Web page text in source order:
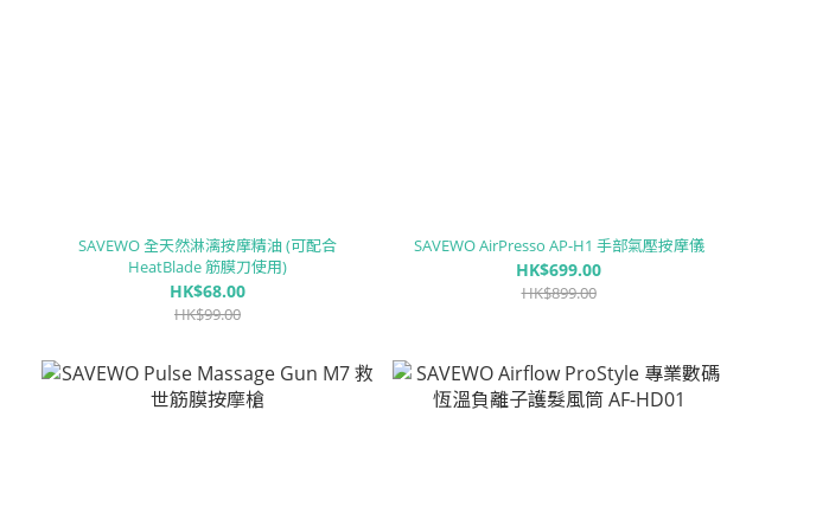
SAVEWO 全天然淋漓按摩精油 (可配合
HeatBlade 筋膜刀使用)
HK$68.00
HK$99.00
SAVEWO AirPresso AP-H1 手部氣壓按摩儀
HK$699.00
HK$899.00